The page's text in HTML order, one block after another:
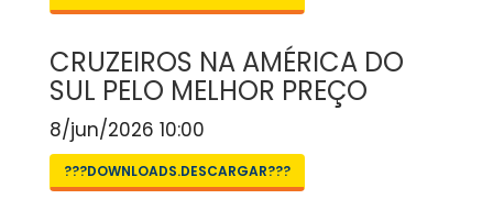
CRUZEIROS NA AMÉRICA DO
SUL PELO MELHOR PREÇO
8/jun/2026 10:00
???DOWNLOADS.DESCARGAR???